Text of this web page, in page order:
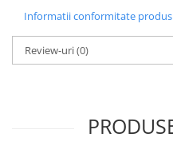
Informatii conformitate produs
Review-uri(0)